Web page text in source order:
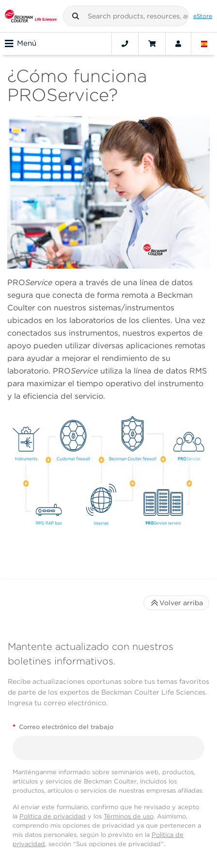
eStore
Menú
¿Cómo funciona
PROService?
PROService opera a través de una línea de datos
segura que conecta de forma remota a Beckman
Coulter con nuestros sistemas/instrumentos
ubicados en los laboratorios de los clientes. Una vez
conectados sus instrumentos, nuestros expertos de
apoyo pueden utilizar diversas aplicaciones remotas
para ayudar a mejorar el rendimiento de su
laboratorio. PROService utiliza la línea de datos RMS
para maximizar el tiempo operativo del instrumento
y la eficiencia del servicio.
Mantente actualizado con nuestros
boletines informativos.
Recibe actualizaciones oportunas sobre tus temas favoritos
de parte de los expertos de Beckman Coulter Life Sciences.
Ingresa tu correo electrónico.
* Correo electrónico del trabajo
Manténganme informado sobre seminarios web, productos,
artículos y servicios de Beckman Coulter, incluidos los
productos, artículos o servicios de nuestras empresas afiliadas.
Al enviar este formulario, confirmo que he revisado y acepto
la Política de privacidad y los Términos de uso. Asimismo,
comprendo mis opciones de privacidad ya que pertenecen a
mis datos personales, según lo previsto en la Política de
privacidad, sección “Sus opciones de privacidad”.
Volver arriba